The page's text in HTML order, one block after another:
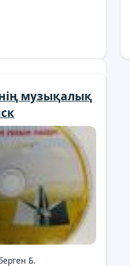
музықалық
Б.